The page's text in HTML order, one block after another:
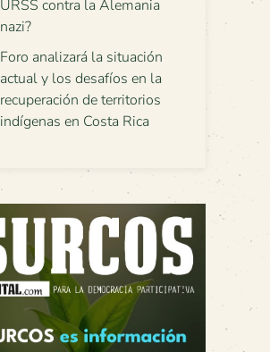
URSS contra la Alemania
nazi?
Foro analizará la situación
actual y los desafíos en la
recuperación de territorios
indígenas en Costa Rica